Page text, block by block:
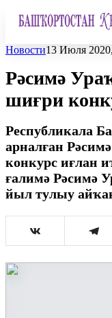
Новости13 Июля
Рәсимә
шиғри
Республикала
арналған
конкурс иғлан
ғалимә Рәсимә
йыл тулыу